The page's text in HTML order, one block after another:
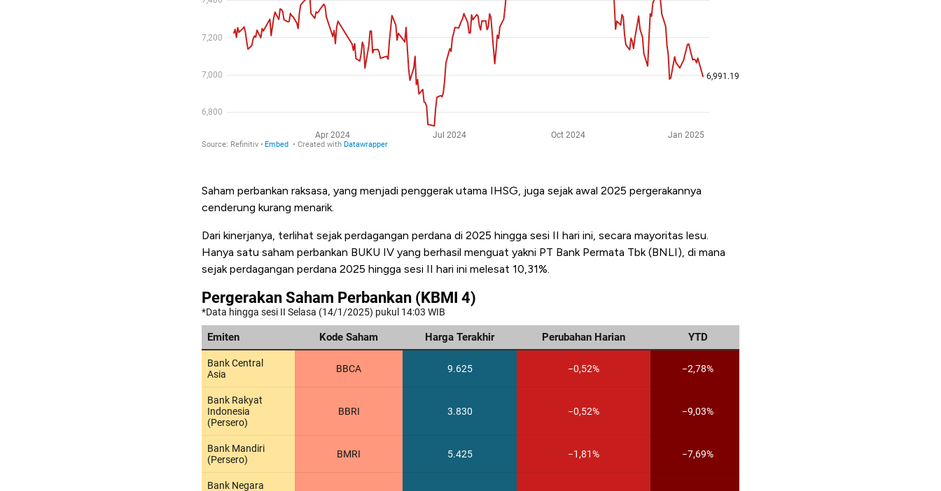
Saham perbankan raksasa, yang menjadi penggerak utama IHSG, juga sejak awal 2025 pergerakannya
cenderung kurang menarik.
Dari kinerjanya, terlihat sejak perdagangan perdana di 2025 hingga sesi II hari ini, secara mayoritas lesu.
Hanya satu saham perbankan BUKU IV yang berhasil menguat yakni PT Bank Permata Tbk (BNLI), di mana
sejak perdagangan perdana 2025 hingga sesi II hari ini melesat 10,31%.